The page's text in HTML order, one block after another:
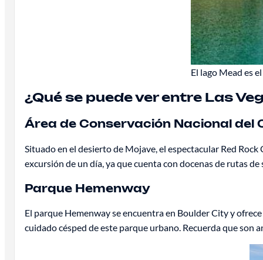
El lago Mead es
¿Qué se puede ver entre Las
Área de Conservación Nacional del
Situado en el desierto de Mojave, el espectacular Red
excursión de un día, ya que cuenta con docenas de rutas
Parque Hemenway
El parque Hemenway se encuentra en Boulder City y
cuidado césped de este parque urbano. Recuerda que son